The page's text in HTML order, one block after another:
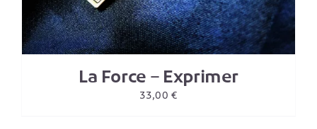
La Force – Exprimer
33,00€